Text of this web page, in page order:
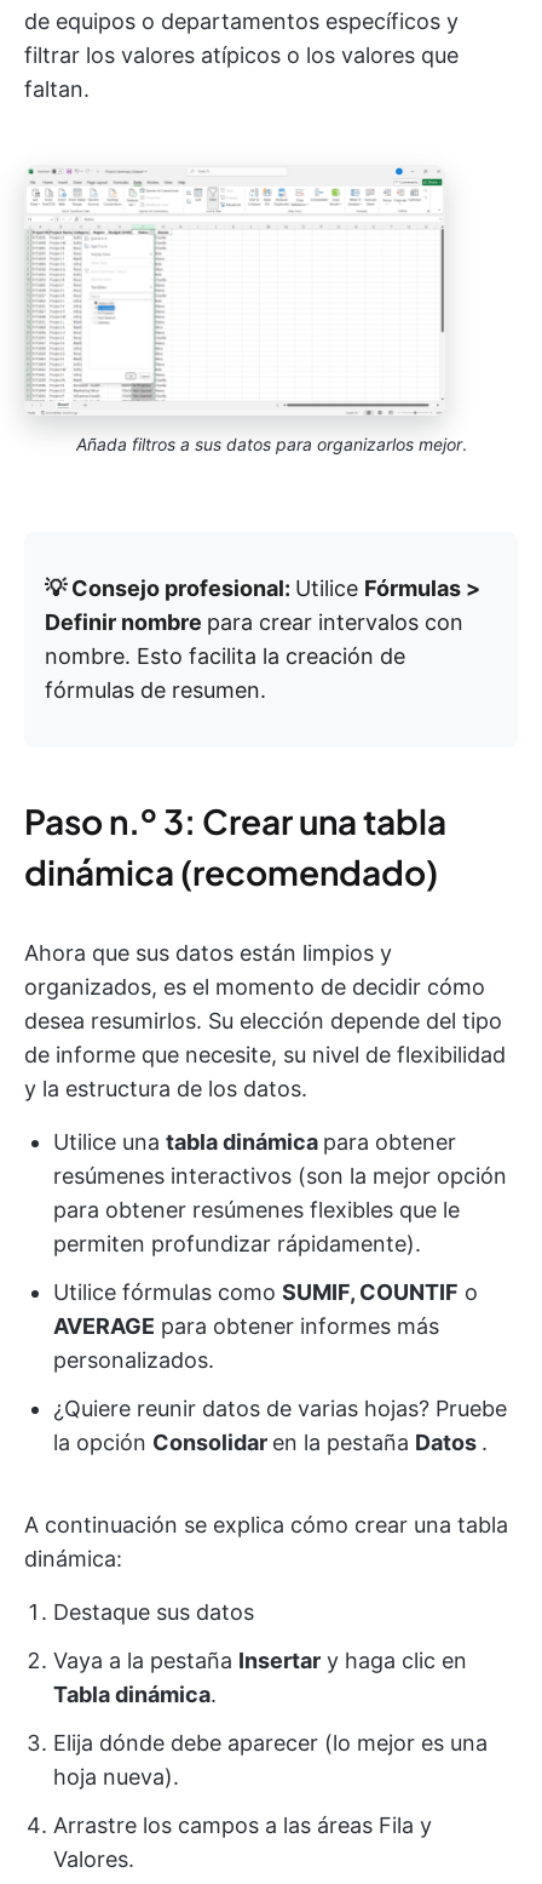
de equipos o departamentos específicos y
filtrar los valores atípicos o los valores que
faltan.
Añada filtros a sus datos para organizarlos mejor.
💡 Consejo profesional: Utilice Fórmulas >
Definir nombre para crear intervalos con
nombre. Esto facilita la creación de
fórmulas de resumen.
Paso n.º 3: Crear una tabla
dinámica (recomendado)
Ahora que sus datos están limpios y
organizados, es el momento de decidir cómo
desea resumirlos. Su elección depende del tipo
de informe que necesite, su nivel de flexibilidad
y la estructura de los datos.
Utilice una tabla dinámica para obtener
resúmenes interactivos (son la mejor opción
para obtener resúmenes flexibles que le
permiten profundizar rápidamente).
Utilice fórmulas como SUMIF, COUNTIF o
AVERAGE para obtener informes más
personalizados.
¿Quiere reunir datos de varias hojas? Pruebe
la opción Consolidar en la pestaña Datos .
A continuación se explica cómo crear una tabla
dinámica:
Destaque sus datos
Vaya a la pestaña Insertar y haga clic en
Tabla dinámica.
Elija dónde debe aparecer (lo mejor es una
hoja nueva).
Arrastre los campos a las áreas Fila y
Valores.